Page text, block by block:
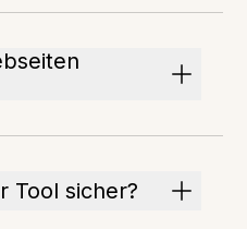
Tool sicher?